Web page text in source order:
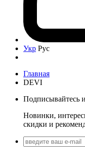
Укр Рус
Главная
DEVI
Подписывайтесь
Новинки,
скидки и